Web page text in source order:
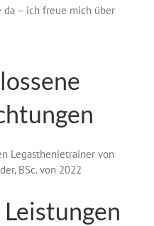
da – ich freue mich über